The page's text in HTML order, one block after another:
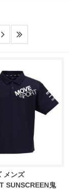
メンズ
SUNSCREEN鬼